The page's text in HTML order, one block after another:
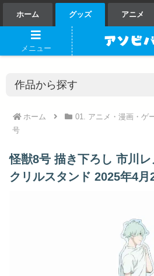
ホーム グッズ アニメ
ホーム 01. アニメ・漫画・ゲ
号
怪獣8号 描き下ろし 市川
クリルスタンド 2025年4
メニュー